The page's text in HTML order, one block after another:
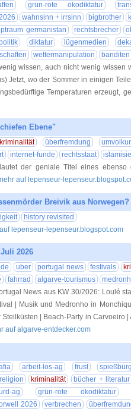
grün-rote ökodiktatur
wahnsinn + irrsinn bigbrother
germanistan rechtsbrecher
diktatur lügenmedien
wettermanipulation
wissen, auch nicht wenig wissen
Jetzt, wo der Sommer in einigen
Temperaturen erzeugt,
Ebene"
kriminalität überfremdung
internet-funde rechtsstaat
der geniale Titel eines ebenso
auf lepenseur-
Breivik aus Norwegen?
history revisited
lepenseur-lepenseur.blogspot.com
2026
uber portugal news festivals
fahrrad algarve-tourismus
News aus KW 30/2026: Loulé
| Musik und Medronho in
| Beach-Party in Carvoeiro
auf algarve-entdecker.com
arbeit-los-ag frust
kriminalität
bücher + literatur
ag
grün-rote ökodiktatur
2026 verbrechen